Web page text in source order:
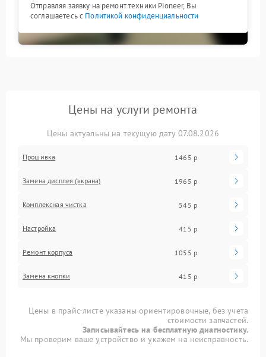
Отправляя заявку на ремонт техники Pioneer, Вы
соглашаетесь с Политикой конфиденциальности
Цены на услуги ремонта
Цены актуальны на текущую дату 07.08.2026
Прошивка 1465 р
Замена дисплея (экрана) 1965 р
Комплексная чистка 545 р
Настройка 415 р
Ремонт корпуса 1055 р
Замена кнопки 415 р
Цены в прайс-листе указаны ориентировочные, без учета
стоимости запчастей.
Записывайтесь на бесплатную диагностику.
Мы проверим ваше устройство и укажем на неисправность.